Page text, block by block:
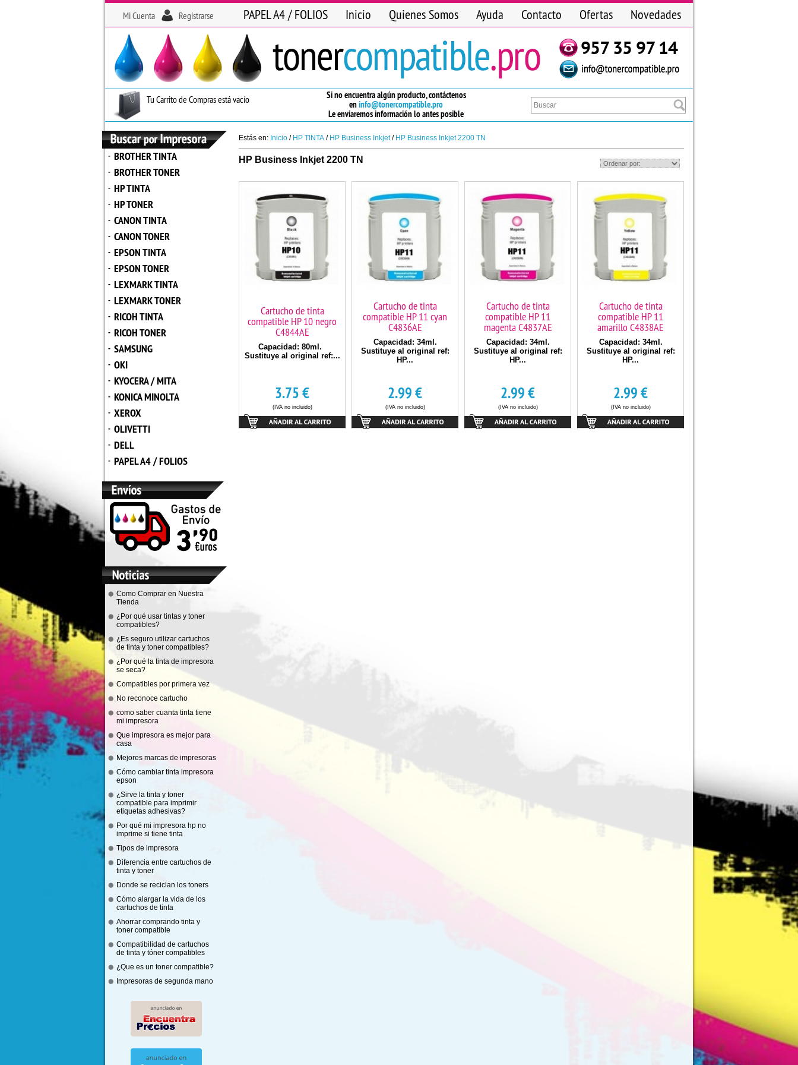
Mi Cuenta Registrarse PAPEL A4 / FOLIOS Inicio Quienes Somos Ayuda Contacto Ofertas Novedades
Si no encuentra algún producto, contáctenos
eninfo@tonercompatible.pro
Le enviaremos información lo antes posible
Tu Carrito de Compras está vacío
- BROTHER TINTA
- BROTHER TONER
- HP TINTA
- HP TONER
- CANON TINTA
- CANON TONER
- EPSON TINTA
- EPSON TONER
- LEXMARK TINTA
- LEXMARK TONER
- RICOH TINTA
- RICOH TONER
- SAMSUNG
- OKI
- KYOCERA / MITA
- KONICA MINOLTA
- XEROX
- OLIVETTI
- DELL
- PAPEL A4 / FOLIOS
Como Comprar en Nuestra
Tienda
¿Por qué usar tintas y toner
compatibles?
¿Es seguro utilizar cartuchos
de tinta y toner compatibles?
¿Por qué la tinta de impresora
se seca?
Compatibles por primera vez
No reconoce cartucho
como saber cuanta tinta tiene
mi impresora
Que impresora es mejor para
casa
Mejores marcas de impresoras
Cómo cambiar tinta impresora
epson
¿Sirve la tinta y toner
compatible para imprimir
etiquetas adhesivas?
Por qué mi impresora hp no
imprime si tiene tinta
Tipos de impresora
Diferencia entre cartuchos de
tinta y toner
Donde se reciclan los toners
Cómo alargar la vida de los
cartuchos de tinta
Ahorrar comprando tinta y
toner compatible
Compatibilidad de cartuchos
de tinta y tóner compatibles
¿Que es un toner compatible?
Impresoras de segunda mano
Estás en: Inicio / HP TINTA / HP Business Inkjet/ HP Business Inkjet 2200 TN
HP Business Inkjet 2200 TN
Cartucho de tinta
compatible HP 10 negro
C4844AE
Capacidad: 80ml.
Sustituye al original ref:...
3.75€
(IVA no incluido)
Cartucho de tinta
compatible HP 11 cyan
C4836AE
Capacidad: 34ml.
Sustituye al original ref:
HP...
2.99€
(IVA no incluido)
Cartucho de tinta
compatible HP 11
magenta C4837AE
Capacidad: 34ml.
Sustituye al original ref:
HP...
2.99€
(IVA no incluido)
Cartucho de tinta
compatible HP 11
amarillo C4838AE
Capacidad: 34ml.
Sustituye al original ref:
HP...
2.99€
(IVA no incluido)